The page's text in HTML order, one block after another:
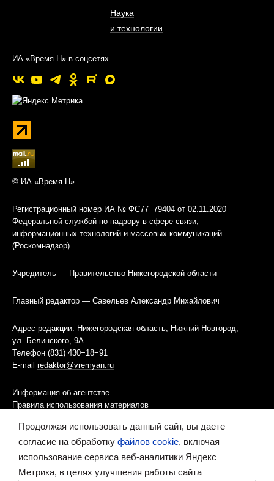
Наука
и технологии
ИА «Время Н» в соцсетях
© ИА «Время Н»
Регистрационный номер ИА № ФС77−79404 от 02.11.2020
Федеральной службой по надзору в сфере связи,
информационных технологий и массовых коммуникаций
(Роскомнадзор)
Учредитель — Правительство Нижегородской области
Главный редактор — Савельев Александр Михайлович
Адрес редакции: Нижегородская область, Нижний Новгород,
ул. Белинского, 9А
Телефон (831) 430−18−91
E-mail redaktor@vremyan.ru
Информация об агентстве
Правила использования материалов
Информационная политика использования «cookies»-файлов
Ресурс содержит материалы 16+
Продолжая использовать данный сайт, вы даете
согласие на обработку файлов cookie, включая
использование сервиса веб-аналитики Яндекс
Метрика, в целях улучшения работы сайта